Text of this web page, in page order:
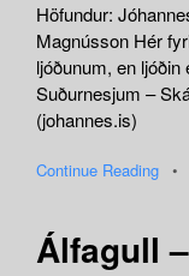
Höfundur:
Magnússon Hér
ljóðunum, en
Suðurnesjum –
(johannes.is)
Continue Reading •
Álfagull